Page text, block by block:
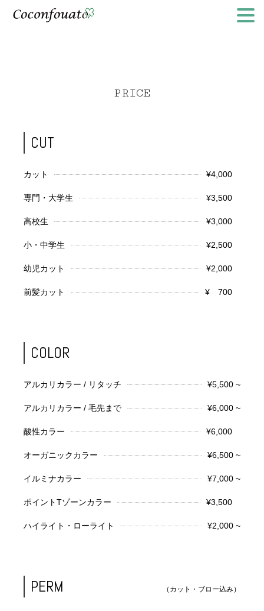
PRICE
CUT
カット ¥4,000
専門・大学生 ¥3,500
高校生 ¥3,000
小・中学生 ¥2,500
幼児カット ¥2,000
前髪カット ¥ 700
COLOR
アルカリカラー / リタッチ ¥5,500 ~
アルカリカラー / 毛先まで ¥6,000 ~
酸性カラー ¥6,000
オーガニックカラー ¥6,500 ~
イルミナカラー ¥7,000 ~
ポイントTゾーンカラー ¥3,500
ハイライト・ローライト ¥2,000 ~
PERM （カット・ブロー込み）